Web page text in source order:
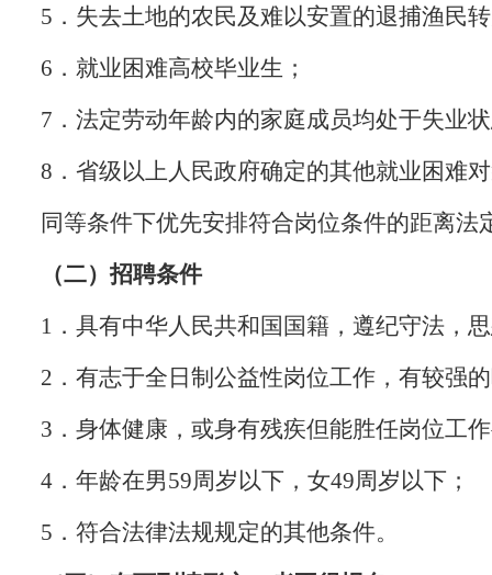
5．失去土地的农民及难以安置的退捕渔民
6．就业困难高校毕业生；
7．法定劳动年龄内的家庭成员均处于失业
8．省级以上人民政府确定的其他就业困难
同等条件下优先安排符合岗位条件的距离法
（二）招聘条件
1．具有中华人民共和国国籍，遵纪守法，
2．有志于全日制公益性岗位工作，有较强
3．身体健康，或身有残疾但能胜任岗位工
4．年龄在男59周岁以下，女49周岁以下；
5．符合法律法规规定的其他条件。